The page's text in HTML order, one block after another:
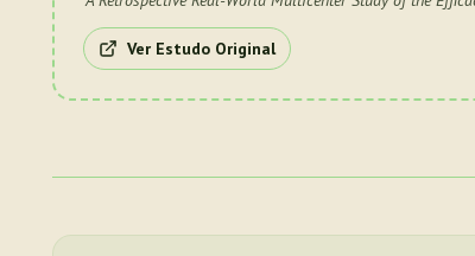
Ver Estudo Original